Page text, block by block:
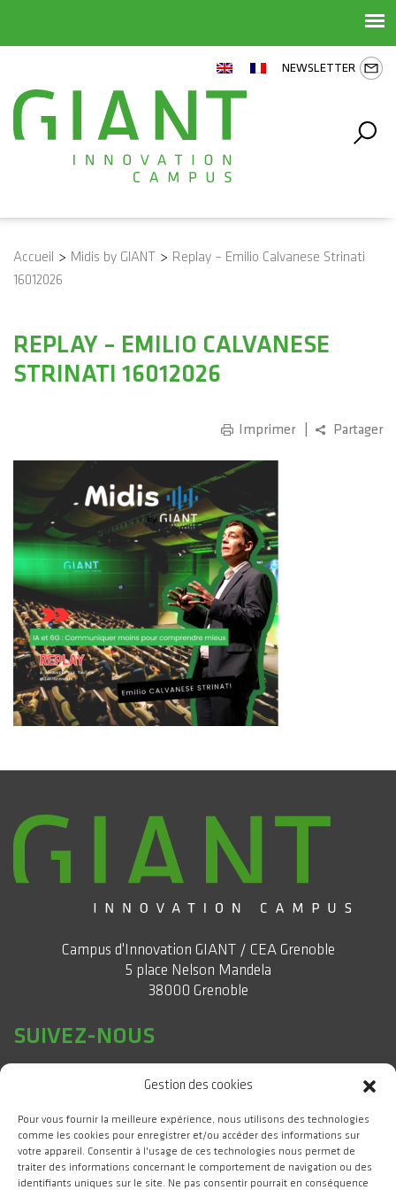
Gestion des cookies
Pour vous fournir la meilleure expérience, nous utilisons des technologies
comme les cookies pour enregistrer et/ou accéder des informations sur
votre appareil. Consentir à l'usage de ces technologies nous permet de
traiter des informations concernant le comportement de navigation ou des
identifiants uniques sur le site. Ne pas consentir pourrait en conséquence
NEWSLETTER
Accueil > Midis by GIANT > Replay – Emilio Calvanese Strinati
16012026
REPLAY – EMILIO CALVANESE
STRINATI 16012026
Imprimer Partager
Campus d'Innovation GIANT / CEA Grenoble
5 place Nelson Mandela
38000 Grenoble
SUIVEZ-NOUS